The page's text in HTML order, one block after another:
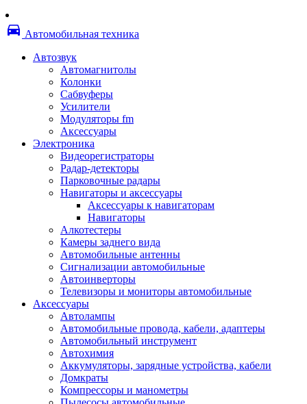
Снпч
Струйные оригинальные
Материалы для переплета
Запчасти и другие расходные материалы
Автоподатчики
Блоки лазера
(памперс)
Валы переноса заряда/магнитные валы
Валы резиновые/тефлоновые
Втулки/подшипники/бушинги
Девелоперы
Дозирущие лезвия
Другие зип
Кабели
Крышки
Лампы
Лотки, кассеты
Моторы/двигатели/редукторы
Платы форматирования
Ракели
Ролики/наборы роликов/насадки
Сервисные наборы
Смазки
directions_car Автомобильная техника
Автозвук
Автомагнитолы
Колонки
Сабвуферы
Усилители
Модуляторы fm
Аксессуары
Электроника
Видеорегистраторы
Радар-детекторы
Парковочные радары
Навигаторы и аксессуары
Аксессуары к навигаторам
Навигаторы
Алкотестеры
Камеры заднего вида
Автомобильные антенны
Сигнализации автомобильные
Автоинверторы
Телевизоры и мониторы автомобильные
Аксессуары
Автолампы
Автомобильные провода, кабели, адаптеры
Автомобильный инструмент
Автохимия
Аккумуляторы, зарядные устройства, кабели
Домкраты
Компрессоры и манометры